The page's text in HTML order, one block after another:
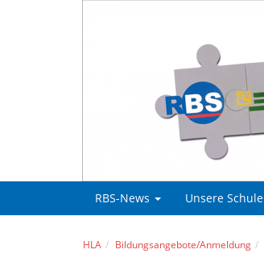
RBS-News Unsere Schule
HLA Bildungsangebote/Anmeldung